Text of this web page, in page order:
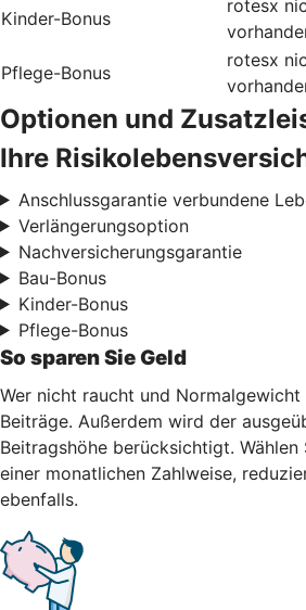
Kinder-Bonus
rotesx
Pflege-Bonus
rotesx
Optionen und
Ihre
Anschlussgarantie verbundene
Verlängerungsoption
Nachversicherungsgarantie
Bau-Bonus
Kinder-Bonus
Pflege-Bonus
So sparen Sie Geld
Wer nicht raucht und
Beiträge. Außerdem wird der
Beitragshöhe berücksichtigt.
einer monatlichen Zahlweise,
ebenfalls.